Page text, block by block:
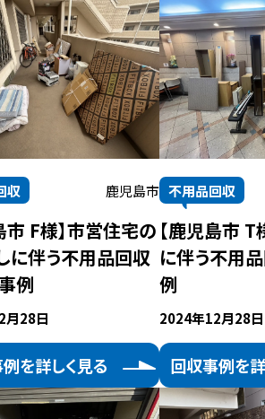
収 鹿児島市
市 F様】市営住宅の
に伴う不用品回収
例
月28日
を詳しく見る
不用品回収
【鹿児島市 T
に伴う不用
例
2024年12月28日
回収事例を